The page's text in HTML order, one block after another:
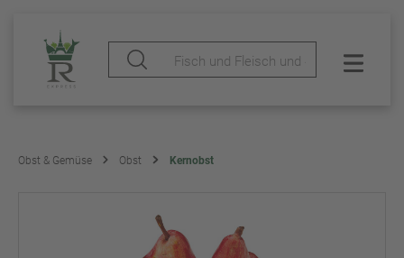
Obst & Gemüse Obst Kernobst